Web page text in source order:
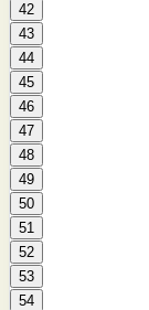
42
43
44
45
46
47
48
49
50
51
52
53
54